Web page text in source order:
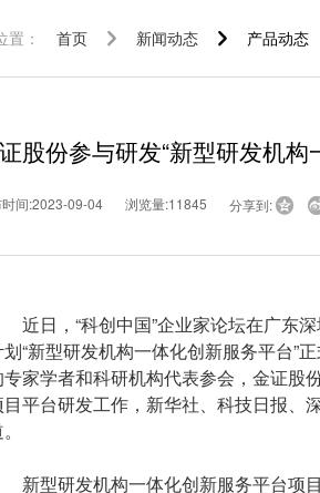
置： 首页 新闻动态 产品动态
股份参与研发“新型研发机构
时间:2023-09-04 浏览量:11845 分享到:
近日，“科创中国”企业家论坛在广东深
“新型研发机构一体化创新服务平台”
专家学者和科研机构代表参会，金证股
目平台研发工作，新华社、科技日报、
新型研发机构一体化创新服务平台项